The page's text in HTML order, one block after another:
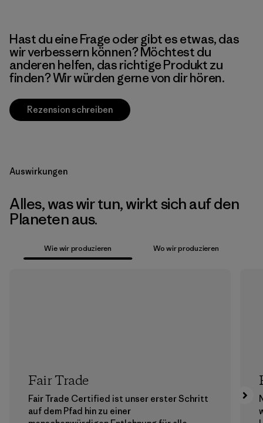
Hast du eine Frage oder gibt es etwas, das
wir verbessern können? Möchtest du
anderen helfen, das richtige Produkt zu
finden? Wir würden gerne von dir hören.
Rezension schreiben
Auswirkungen
Alles, was wir tun, wirkt sich auf den
Planeten aus.
Wie wir produzieren Wo wir produzieren
Fair Trade
Fair Trade Certified ist unser erster Schritt
auf dem Pfad hin zu einer